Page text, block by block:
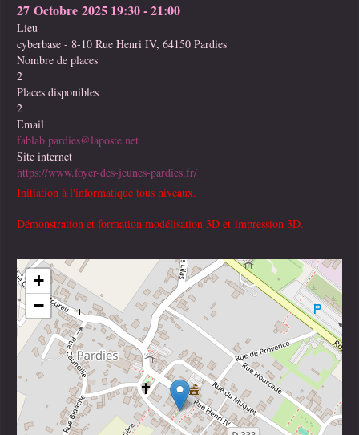
27 Octobre 2025 19:30-21:00
Lieu
cyberbase - 8-10 Rue Henri IV, 64150 Pardies
Nombre de places
2
Places disponibles
2
Email
fablab.pardies@laposte.net
Site internet
https://www.foyer-des-jeunes-pardies.fr/
Initiation à l'informatique tous niveaux.
Démonstration et formation modélisation 3D et impression 3D.
+
−